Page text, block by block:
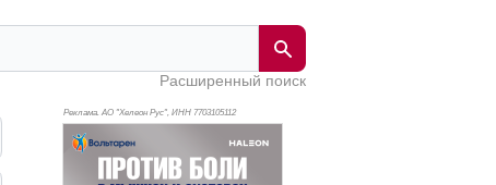
Расширенный поиск
Реклама. АО "Хелеон Рус", ИНН 7703105112